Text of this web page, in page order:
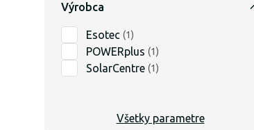
Výrobca
Esotec (1)
POWERplus (1)
SolarCentre (1)
Všetky parametre